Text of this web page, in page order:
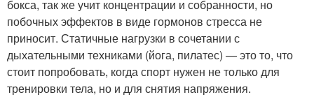
бокса, так же учит концентрации и собранности, но
побочных эффектов в виде гормонов стресса не
приносит. Статичные нагрузки в сочетании с
дыхательными техниками (йога, пилатес) — это то, что
стоит попробовать, когда спорт нужен не только для
тренировки тела, но и для снятия напряжения.